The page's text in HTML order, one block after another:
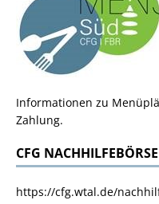
Informationen zu
Zahlung.
CFG NACHHILFEBÖRSE
https://cfg.wtal.de/